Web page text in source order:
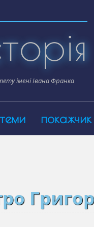
імені Івана Франка
теми покажчик